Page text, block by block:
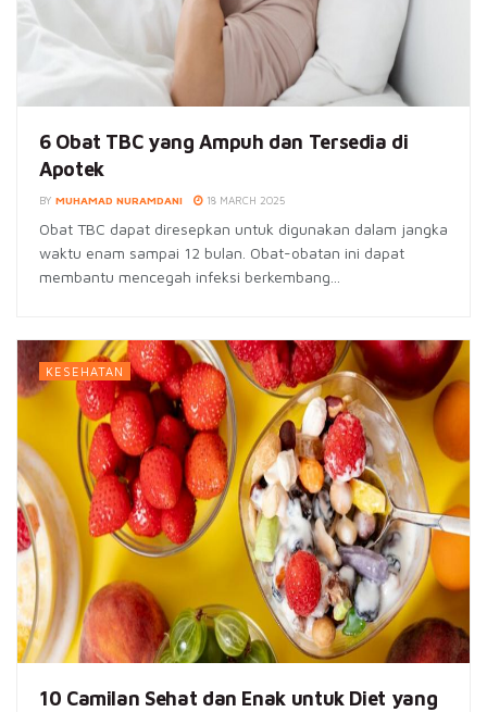
6 Obat TBC yang Ampuh dan Tersedia di
Apotek
BY MUHAMAD NURAMDANI 18 MARCH 2025
Obat TBC dapat diresepkan untuk digunakan dalam jangka
waktu enam sampai 12 bulan. Obat-obatan ini dapat
membantu mencegah infeksi berkembang...
KESEHATAN
10 Camilan Sehat dan Enak untuk Diet yang